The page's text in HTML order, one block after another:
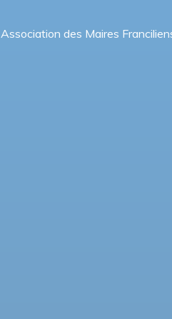
Association des Maires